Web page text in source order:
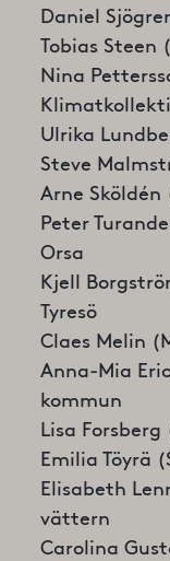
Daniel
Tobias Steen
Nina
Ulrika
Steve
Arne
Peter
Orsa
Kjell
Tyresö
Claes Melin
Anna-Mia
kommun
Lisa
Emilia Töyrä
Elisabeth
vättern
Carolina